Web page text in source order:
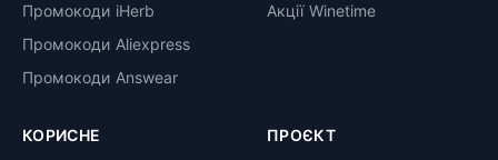
Промокоди iHerb
Промокоди Aliexpress
Промокоди Answear
Акції Winetime
КОРИСНЕ ПРОЄКТ